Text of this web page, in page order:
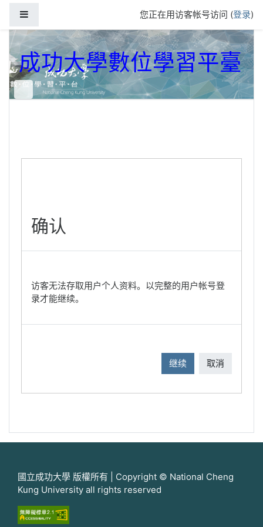
您正在用访客帐号访问 (登录)
成功大學數位學習平臺
确认
访客无法存取用户个人资料。以完整的用户帐号登
录才能继续。
继续 取消
國立成功大學 版權所有 | Copyright © National Cheng
Kung University all rights reserved